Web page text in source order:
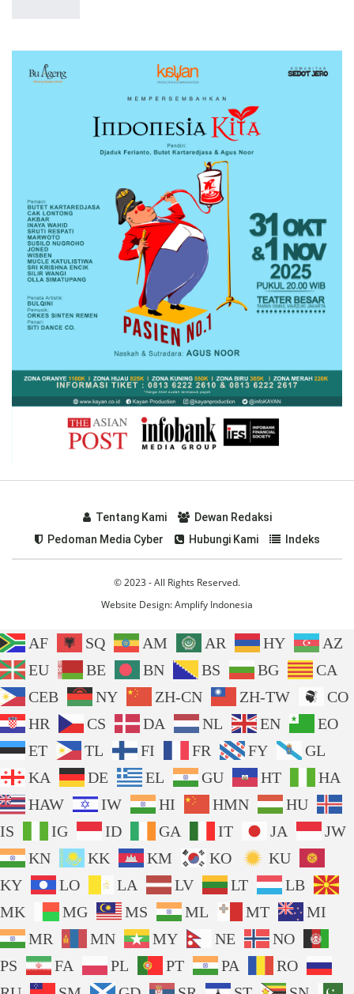
Tentang Kami
Dewan Redaksi
Pedoman Media Cyber
Hubungi Kami Indeks
© 2023 - All Rights Reserved.
Website Design:Amplify Indonesia
AF SQ AM AR HY
AZ
EU
BE BN BS BG
CA
CEB
NY ZH-CN ZH-TW
CO
HR
CS DA NL EN
EO
ET
TL FI FR FY
GL
KA
DE EL GU HT
HA
HAW
IW HI HMN
HU
IS
IG ID GA IT JA
JW
KN
KK KM KO
KU
KY
LO LA LV LT
LB
MK
MG MS ML MT
MI
MR
MN MY NE
NO
PS
FA PL PT PA
RO